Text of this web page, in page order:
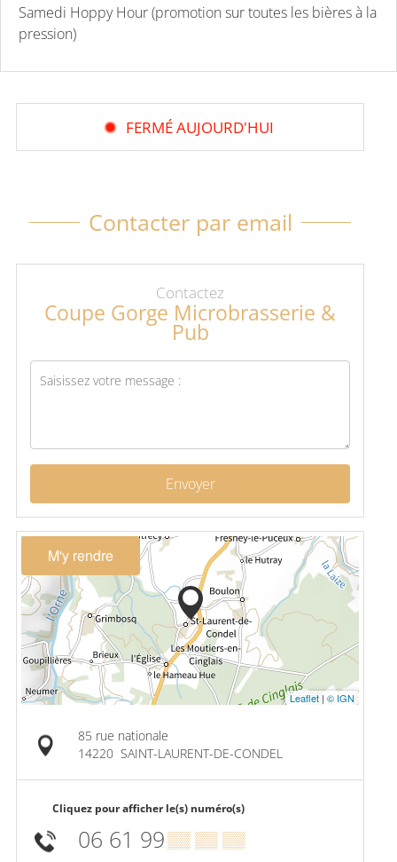
Samedi Hoppy Hour (promotion sur toutes les bières à la
pression)
FERMÉ AUJOURD'HUI
Contacter par email
Contactez
Coupe Gorge Microbrasserie &
Pub
Envoyer
M'y rendre
Leaflet | © IGN
85 rue nationale
14220 SAINT-LAURENT-DE-CONDEL
Cliquez pour afficher le(s) numéro(s)
06 61 99▒▒ ▒▒ ▒▒